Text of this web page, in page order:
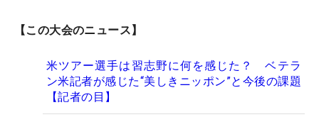
【この大会のニュース】
米ツアー選手は習志野に何を感じた？ ベテラ
ン米記者が感じた“美しきニッポン”と今後の課題
【記者の目】